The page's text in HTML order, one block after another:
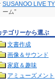
SUSANOO LIVE
ーム”
テゴリーから選ぶ
文書作成
画像＆サウンド
家庭＆趣味
アミューズメント